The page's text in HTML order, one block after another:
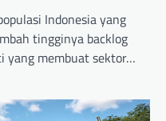
Indonesia yang
tingginya backlog
yang membuat sektor…